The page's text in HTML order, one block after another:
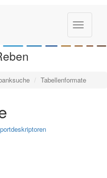
Toggle
Tabellenformate